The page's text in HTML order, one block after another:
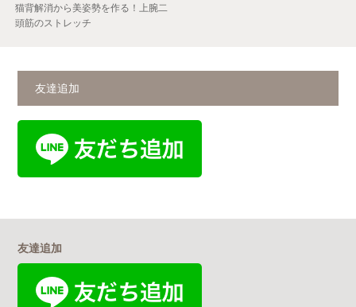
猫背解消から美姿勢を作る！上腕二
頭筋のストレッチ
友達追加
友達追加